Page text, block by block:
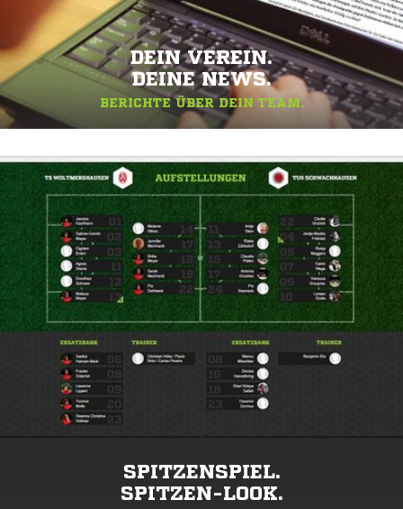
DEIN VEREIN.
DEINE NEWS.
BERICHTE ÜBER DEIN TEAM.
SPITZENSPIEL.
SPITZEN-LOOK.